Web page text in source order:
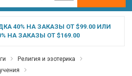
40% НА ЗАКАЗЫ ОТ $99.00 ИЛИ
НА ЗАКАЗЫ ОТ $169.00
Религия и эзотерика